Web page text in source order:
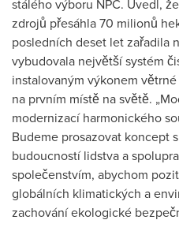
stálého výboru NPC. Uvedl,
zdrojů přesáhla 70 milionů
posledních deset let zařadila
vybudovala největší systém
instalovaným výkonem
na prvním místě na světě.
modernizací harmonického
Budeme prosazovat koncept
budoucností lidstva a
společenstvím, abychom
globálních klimatických a
zachování ekologické